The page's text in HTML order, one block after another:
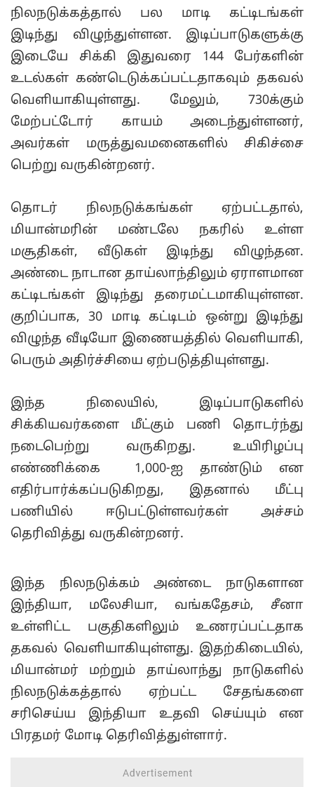
நிலநடுக்கத்தால் பல மாடி கட்டிடங்கள்
இடிந்து விழுந்துள்ளன. இடிப்பாடுகளுக்கு
இடையே சிக்கி இதுவரை 144 பேர்களின்
உடல்கள் கண்டெடுக்கப்பட்டதாகவும் தகவல்
வெளியாகியுள்ளது. மேலும், 730க்கும்
மேற்பட்டோர் காயம் அடைந்துள்ளனர்,
அவர்கள் மருத்துவமனைகளில் சிகிச்சை
பெற்று வருகின்றனர்.
தொடர் நிலநடுக்கங்கள் ஏற்பட்டதால்,
மியான்மரின் மண்டலே நகரில் உள்ள
மசூதிகள், வீடுகள் இடிந்து விழுந்தன.
அண்டை நாடான தாய்லாந்திலும் ஏராளமான
கட்டிடங்கள் இடிந்து தரைமட்டமாகியுள்ளன.
குறிப்பாக, 30 மாடி கட்டிடம் ஒன்று இடிந்து
விழுந்த வீடியோ இணையத்தில் வெளியாகி,
பெரும் அதிர்ச்சியை ஏற்படுத்தியுள்ளது.
இந்த நிலையில், இடிப்பாடுகளில்
சிக்கியவர்களை மீட்கும் பணி தொடர்ந்து
நடைபெற்று வருகிறது. உயிரிழப்பு
எண்ணிக்கை 1,000-ஐ தாண்டும் என
எதிர்பார்க்கப்படுகிறது, இதனால் மீட்பு
பணியில் ஈடுபட்டுள்ளவர்கள் அச்சம்
தெரிவித்து வருகின்றனர்.
இந்த நிலநடுக்கம் அண்டை நாடுகளான
இந்தியா, மலேசியா, வங்கதேசம், சீனா
உள்ளிட்ட பகுதிகளிலும் உணரப்பட்டதாக
தகவல் வெளியாகியுள்ளது. இதற்கிடையில்,
மியான்மர் மற்றும் தாய்லாந்து நாடுகளில்
நிலநடுக்கத்தால் ஏற்பட்ட சேதங்களை
சரிசெய்ய இந்தியா உதவி செய்யும் என
பிரதமர் மோடி தெரிவித்துள்ளார்.